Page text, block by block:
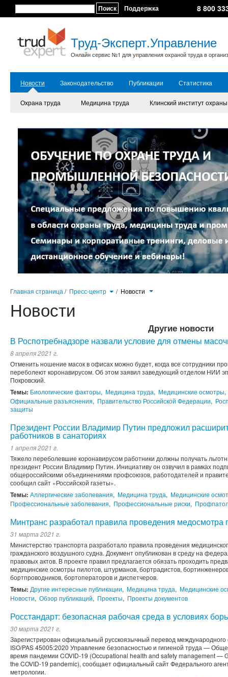
Поиск Поддержка 8 800
Труд-Эксперт.Управление
Онлайн сервис №1 для управления охраной труда в
Новости Законодательство Публикации Статистика
Охрана труда Медицина труда Клинский институт
Главная страница / Пресс-центр / Новости
Новости
Другие новости
В Роспотребнадзоре назвали условие для отмены
8 апреля 2021 г.
Отменить ношение масок в офисах можно будет, когда все сотрудники
переболеют коронавирусом. Об этом заявил заведующий отделом НИИ
Покровский.
Темы: Биологические факторы, Медицина труда, Медицинские осмотры,
Официальные разъяснения, Правительство Российской Федерации,
защиты
Президент России Владимир Путин предложил
работников в санаториях
1 апреля 2021 г.
Тяжело переболевшие коронавирусом работники должны получать
президент России Владимир Путин. Инициативу он озвучил в рамках
общероссийскими объединениями профсоюзов, работодателей и
сообщил сайт «Российской газеты».
Темы: Аллергические заболевания, Медицина труда, Медицинские
Профессиональные заболевания, Профессиональные риски,
Минтранс разработал правила проведения медосмотра
31 марта 2021 г.
Министерство транспорта разработало правила проведения
гражданского воздушного судна. Документ опубликован в среду на
правовых актов. В проекте правил предлагается обязать проходить
медицинские осмотры пилотов, штурманов, бортрадистов,
бортпроводников, бортоператоров и диспетчеров.
Темы: Другие интересные публикации, Медицина труда, Медицинские
Новости, Обзор публикаций, Проекты, Проекты документов
Росстандарт: безопасная рабочая среда в условиях
30 марта 2021 г.
Зарегистрирован официальный русскоязычный перевод международного
ISO/PAS 45005:2020 Управление безопасностью и гигиеной труда —
время пандемии COVID-19 (Occupational health and safety management —
the COVID-19 pandemic), сообщает официальный сайт Федерального
метрологии.